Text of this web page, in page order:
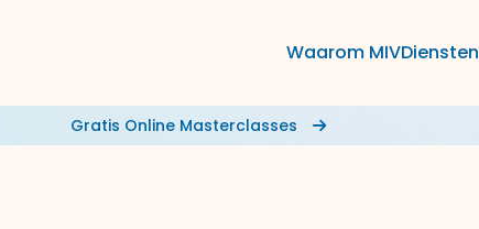
Waarom MIVDiensten
Gratis Online Masterclasses